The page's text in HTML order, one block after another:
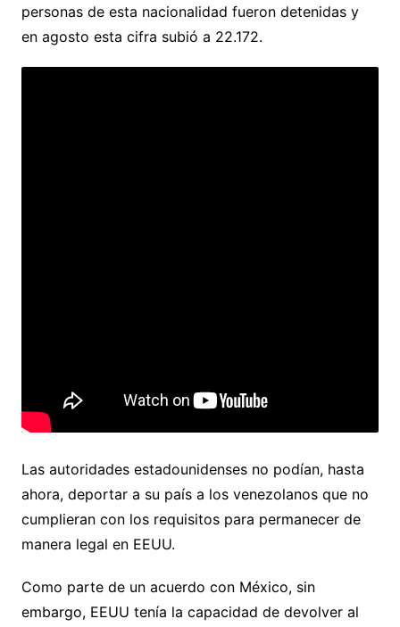
personas de esta nacionalidad fueron detenidas y
en agosto esta cifra subió a 22.172.
Las autoridades estadounidenses no podían, hasta
ahora, deportar a su país a los venezolanos que no
cumplieran con los requisitos para permanecer de
manera legal en EEUU.
Como parte de un acuerdo con México, sin
embargo, EEUU tenía la capacidad de devolver al